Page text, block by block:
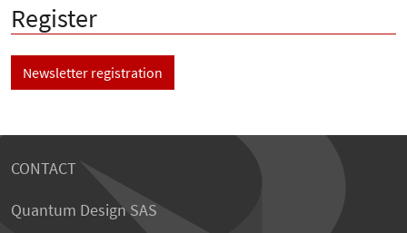
Register
Newsletter registration
CONTACT
Quantum Design SAS